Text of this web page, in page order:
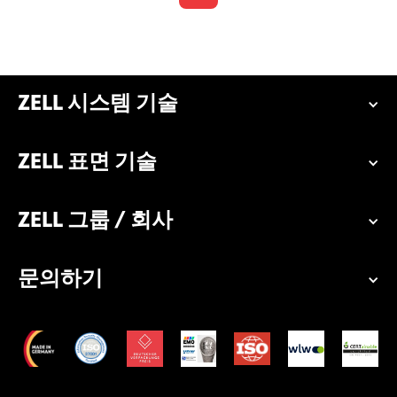
ZELL 시스템 기술
ZELL 표면 기술
ZELL 그룹 / 회사
문의하기